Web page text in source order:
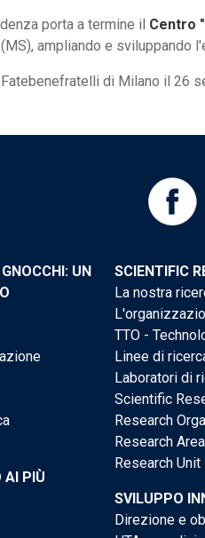
porta a termine il Centro
(MS), ampliando e sviluppando
di Milano il 26
UN
AI PIÙ
SCIENTIFIC
La nostra
TTO -
Linee di
Laboratori di
Scientific
Research
Research
Research Unit
SVILUPPO
Direzione e